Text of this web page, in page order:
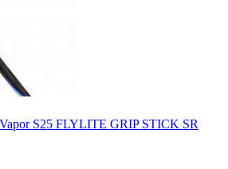
S25 FLYLITE GRIP STICK SR